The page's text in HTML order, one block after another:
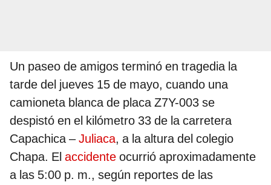
Un paseo de amigos terminó en tragedia la
tarde del jueves 15 de mayo, cuando una
camioneta blanca de placa Z7Y-003 se
despistó en el kilómetro 33 de la carretera
Capachica –Juliaca, a la altura del colegio
Chapa. El accidente ocurrió aproximadamente
a las 5:00 p. m., según reportes de las